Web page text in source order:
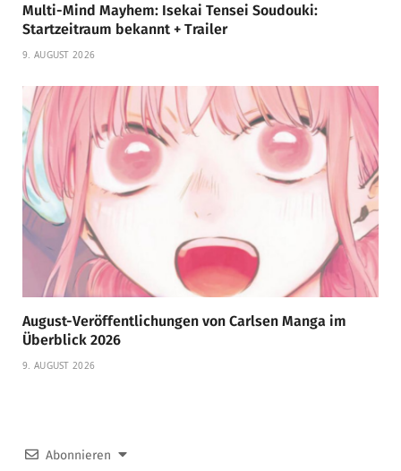
Multi-Mind Mayhem: Isekai Tensei Soudouki:
Startzeitraum bekannt + Trailer
9. AUGUST 2026
August-Veröffentlichungen von Carlsen Manga im
Überblick 2026
9. AUGUST 2026
Abonnieren